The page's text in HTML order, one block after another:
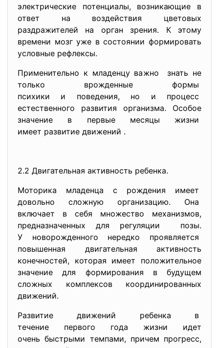
электрические потенциалы, возникающие в
ответ на воздействия цветовых
раздражителей на орган зрения. К этому
времени мозг уже в состоянии формировать
условные рефлексы.
Применительно к младенцу важно знать не
только врожденные формы
психики и поведения, но и процесс
естественного развития организма. Особое
значение в первые месяцы жизни
имеет развитие движений .
2.2 Двигательная активность ребенка.
Моторика младенца с рождения имеет
довольно сложную организацию. Она
включает в себя множество механизмов,
предназначенных для регуляции позы.
У новорожденного нередко проявляется
повышенная двигательная активность
конечностей, которая имеет положительное
значение для формирования в будущем
сложных комплексов координированных
движений.
Развитие движений ребенка в
течение первого года жизни идет
очень быстрыми темпами, причем прогресс,